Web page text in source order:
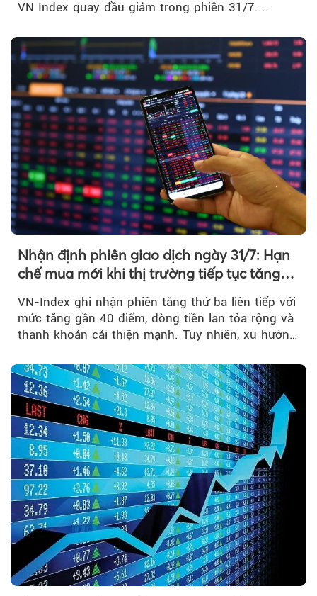
VN Index quay đầu giảm trong phiên 31/7....
Nhận định phiên giao dịch ngày 31/7: Hạn
chế mua mới khi thị trường tiếp tục tăng
VN-Index ghi nhận phiên tăng thứ ba liên tiếp với
mức tăng gần 40 điểm, dòng tiền lan tỏa rộng và
thanh khoản cải thiện mạnh. Tuy nhiên, xu hướng